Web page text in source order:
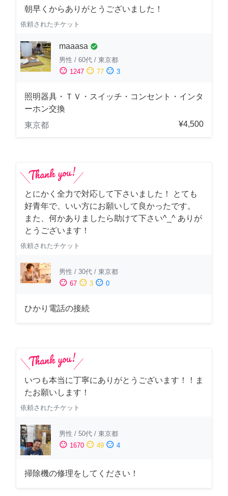
朝早くからありがとうございました！
依頼されたチケット
maaasa check_circle
男性 / 60代 / 東京都
sentiment_satisfied 1247 sentiment_neutral 77 sentiment_dissatisfied 3
照明器具・ＴＶ・スイッチ・コンセント・インタ
ーホン交換
東京都
¥4,500
とにかく全力で対応して下さいました！ とても
好青年で、いい方にお願いして良かったです。
また、何かありましたら助けて下さい^_^ ありが
とうございます！
依頼されたチケット
男性 / 30代 / 東京都
sentiment_satisfied 67 sentiment_neutral 3 sentiment_dissatisfied 0
ひかり電話の接続
いつも本当に丁寧にありがとうございます！！ま
たお願いします！
依頼されたチケット
男性 / 50代 / 東京都
sentiment_satisfied 1670 sentiment_neutral 49 sentiment_dissatisfied 4
掃除機の修理をしてください！